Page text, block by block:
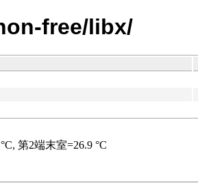
free/libx/